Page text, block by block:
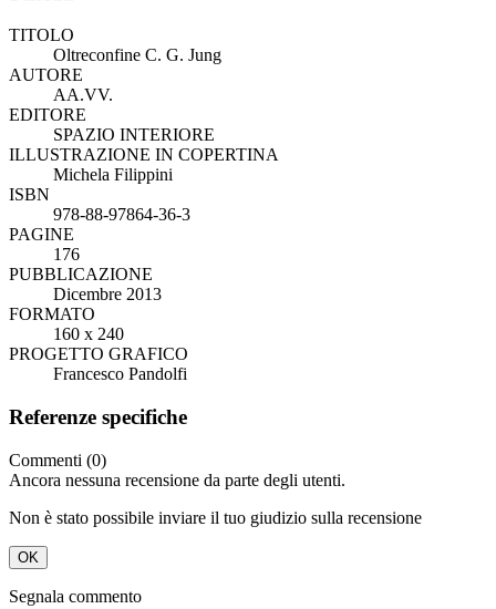
TITOLO
Oltreconfine C. G. Jung
AUTORE
AA.VV.
EDITORE
SPAZIO INTERIORE
ILLUSTRAZIONE IN COPERTINA
Michela Filippini
ISBN
978-88-97864-36-3
PAGINE
176
PUBBLICAZIONE
Dicembre 2013
FORMATO
160 x 240
PROGETTO GRAFICO
Francesco Pandolfi
Referenze specifiche
Commenti (0)
Ancora nessuna recensione da parte degli utenti.
Non è stato possibile inviare il tuo giudizio sulla recensione
OK
Segnala commento